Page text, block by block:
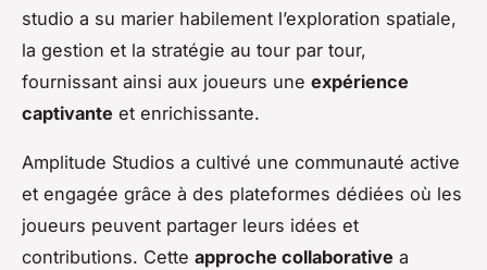
studio a su marier habilement l’exploration spatiale,
la gestion et la stratégie au tour par tour,
fournissant ainsi aux joueurs une expérience
captivante et enrichissante.
Amplitude Studios a cultivé une communauté active
et engagée grâce à des plateformes dédiées où les
joueurs peuvent partager leurs idées et
contributions. Cette approche collaborative a